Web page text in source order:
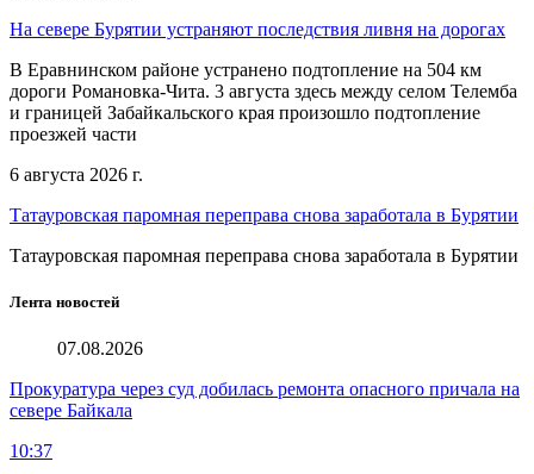
На севере Бурятии устраняют последствия ливня на дорогах
В Еравнинском районе устранено подтопление на 504 км
дороги Романовка-Чита. 3 августа здесь между селом Телемба
и границей Забайкальского края произошло подтопление
проезжей части
6 августа 2026 г.
Татауровская паромная переправа снова заработала в Бурятии
Татауровская паромная переправа снова заработала в Бурятии
Лента новостей
07.08.2026
Прокуратура через суд добилась ремонта опасного причала на
севере Байкала
10:37